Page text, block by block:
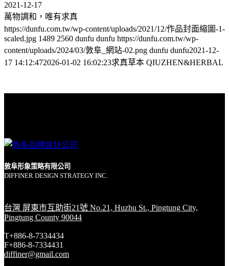
2021-12-17
萬物調和，唯有求真
https://dunfu.com.tw/wp-content/uploads/2021/12/作品封面縮圖-1-
scaled.jpg 1489 2560 dunfu dunfu https://dunfu.com.tw/wp-
content/uploads/2024/03/敦阜_網站-02.png dunfu dunfu2021-12-
17 14:12:472026-01-02 16:02:23求真草本 QIUZHEN&HERBAL
敦阜形象策略有限公司
DIFFINER DESIGN STRATEGY INC.
台灣 屏東市互助街21號 No.21, Huzhu St., Pingtung City,
Pingtung County 90044
T+886-8-7334434
F+886-8-7334431
diffiner@gmail.com